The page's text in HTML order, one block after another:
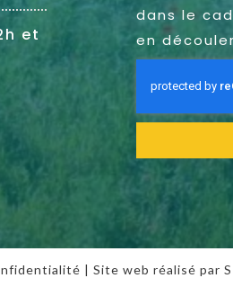
et
dans le
en
| Site web réalisé par